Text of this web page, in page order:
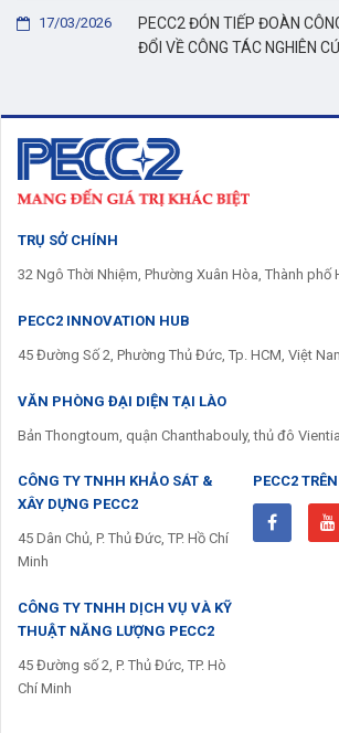
PECC2 ĐÓN TIẾP ĐOÀN
ĐỔI VỀ CÔNG TÁC NGHIÊN
17/03/2026
TRỤ SỞ CHÍNH
32 Ngô Thời Nhiệm, Phường Xuân Hòa, Thành phố
PECC2 INNOVATION HUB
45 Đường Số 2, Phường Thủ Đức, Tp. HCM, Việt
VĂN PHÒNG ĐẠI DIỆN TẠI LÀO
Bản Thongtoum, quận Chanthabouly, thủ đô
CÔNG TY TNHH KHẢO SÁT &
XÂY DỰNG PECC2
45 Dân Chủ, P. Thủ Đức, TP. Hồ Chí
Minh
CÔNG TY TNHH DỊCH VỤ VÀ KỸ
THUẬT NĂNG LƯỢNG PECC2
45 Đường số 2, P. Thủ Đức, TP. Hò
Chí Minh
PECC2 TRÊN